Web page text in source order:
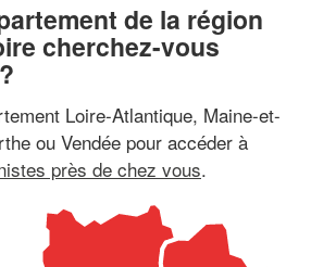
de la région
cherchez-vous
Loire-Atlantique, Maine-et-
ou Vendée pour accéder à
près de chez vous.